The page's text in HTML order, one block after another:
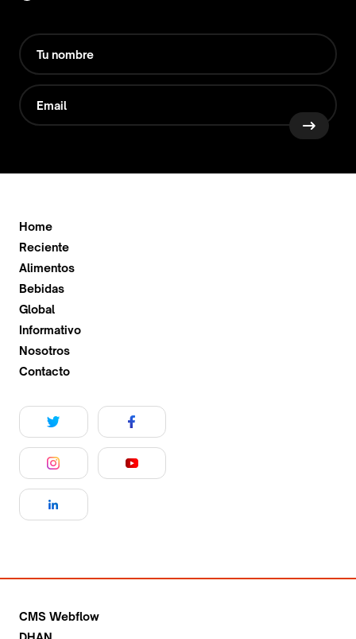
Home
Reciente
Alimentos
Bebidas
Global
Informativo
Nosotros
Contacto
CMS Webflow